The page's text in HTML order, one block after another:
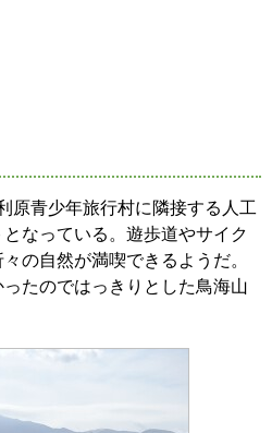
原青少年旅行村に隣接する人工
なっている。遊歩道やサイク
の自然が満喫できるようだ。
たのではっきりとした鳥海山